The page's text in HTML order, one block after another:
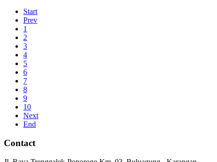
Start
Prev
1
2
3
4
5
6
7
8
9
10
Next
End
Contact